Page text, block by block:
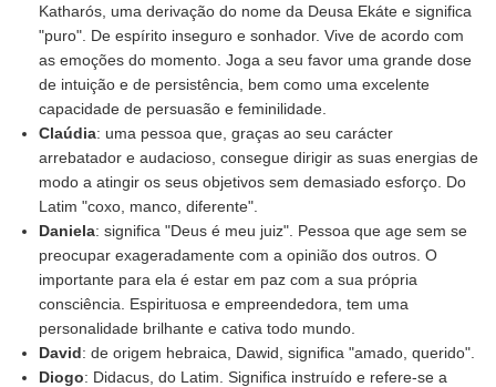
Katharós, uma derivação do nome da Deusa Ekáte e significa
"puro". De espírito inseguro e sonhador. Vive de acordo com
as emoções do momento. Joga a seu favor uma grande dose
de intuição e de persistência, bem como uma excelente
capacidade de persuasão e feminilidade.
Claúdia: uma pessoa que, graças ao seu carácter
arrebatador e audacioso, consegue dirigir as suas energias de
modo a atingir os seus objetivos sem demasiado esforço. Do
Latim "coxo, manco, diferente".
Daniela: significa "Deus é meu juiz". Pessoa que age sem se
preocupar exageradamente com a opinião dos outros. O
importante para ela é estar em paz com a sua própria
consciência. Espirituosa e empreendedora, tem uma
personalidade brilhante e cativa todo mundo.
David: de origem hebraica, Dawid, significa "amado, querido".
Diogo: Didacus, do Latim. Significa instruído e refere-se a